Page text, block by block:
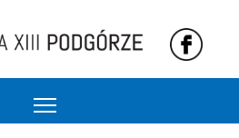
dzielnica Krakowa